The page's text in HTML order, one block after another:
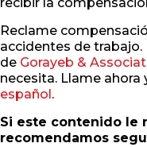
recibir la
Reclame
accidentes de
de Gorayeb &
necesita. Llame ahora
español .
Si este contenido le
recomendamos